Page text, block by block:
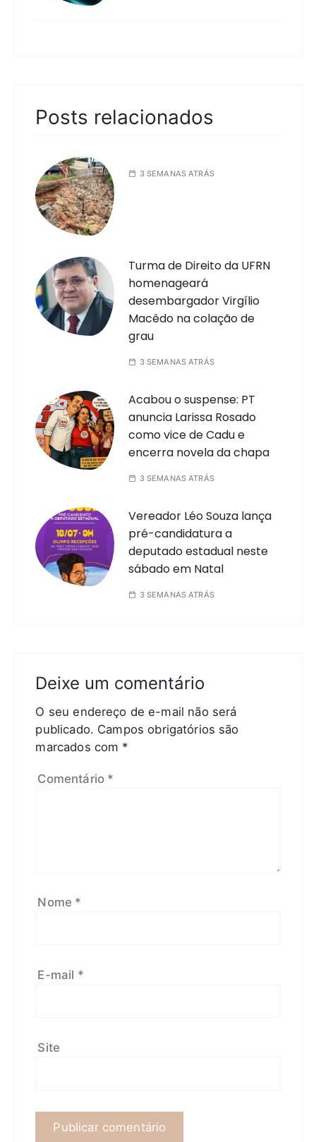
Posts relacionados
3 SEMANAS ATRÁS
Turma de Direito da UFRN
homenageará
desembargador Virgílio
Macêdo na colação de
grau
3 SEMANAS ATRÁS
Acabou o suspense: PT
anuncia Larissa Rosado
como vice de Cadu e
encerra novela da chapa
3 SEMANAS ATRÁS
Vereador Léo Souza lança
pré-candidatura a
deputado estadual neste
sábado em Natal
3 SEMANAS ATRÁS
Deixe um comentário
O seu endereço de e-mail não será
publicado. Campos obrigatórios são
marcados com *
Comentário *
Nome *
E-mail *
Site